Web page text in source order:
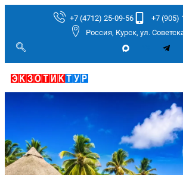
+7 (4712) 25-09-56
+7 (905)
Россия, Курск, ул.